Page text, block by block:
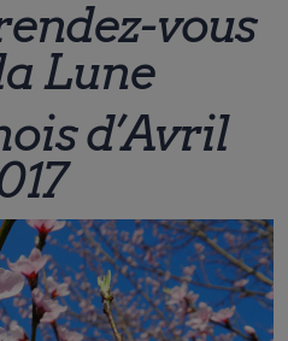
vous
Lune
d’Avril